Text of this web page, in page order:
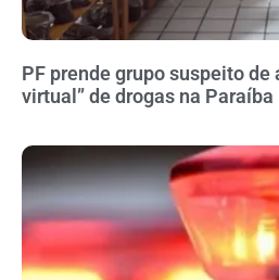
PF prende grupo suspeito de
virtual” de drogas na Paraíba